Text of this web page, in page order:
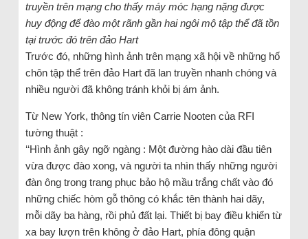
truyền trên mạng cho thấy máy móc hạng nặng được
huy động để đào một rãnh gần hai ngôi mộ tập thể đã tồn
tại trước đó trên đảo Hart
Trước đó, những hình ảnh trên mạng xã hội về những hố
chôn tập thể trên đảo Hart đã lan truyền nhanh chóng và
nhiều người đã không tránh khỏi bị ám ảnh.
Từ New York, thông tín viên Carrie Nooten của RFI
tường thuật :
‘‘Hình ảnh gây ngỡ ngàng : Một đường hào dài đầu tiên
vừa được đào xong, và người ta nhìn thấy những người
đàn ông trong trang phục bảo hộ mầu trắng chất vào đó
những chiếc hòm gỗ thông có khắc tên thành hai dãy,
mỗi dãy ba hàng, rồi phủ đất lại. Thiết bị bay điều khiển từ
xa bay lượn trên không ở đảo Hart, phía đông quận